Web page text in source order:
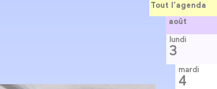
Tout l’agenda
août
lundi
3
mardi
4